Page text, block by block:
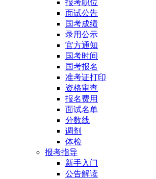
报考职位
面试公告
国考成绩
录用公示
官方通知
国考时间
国考报名
准考证打印
资格审查
报名费用
面试名单
分数线
调剂
体检
报考指导
新手入门
公告解读